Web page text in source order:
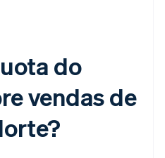
do
vendas de